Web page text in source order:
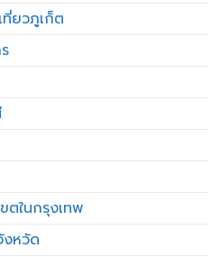
ยวภูเก็ต
ตในกรุงเทพ
งหวัด